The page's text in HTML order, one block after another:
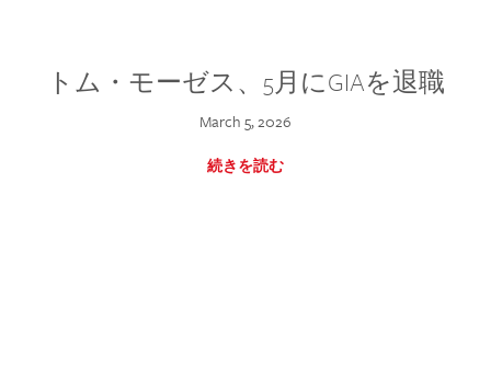
トム・モーゼス、5月にGIAを退職
March 5, 2026
続きを読む